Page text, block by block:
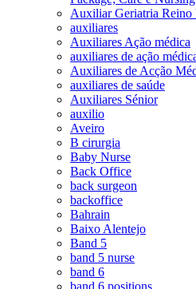
Auxiliar Geriatria Reino
auxiliares
Auxiliares Ação médica
auxiliares de ação
Auxiliares de Acção
auxiliares de saúde
Auxiliares Sénior
auxilio
Aveiro
B cirurgia
Baby Nurse
Back Office
back surgeon
backoffice
Bahrain
Baixo Alentejo
Band 5
band 5 nurse
band 6
band 6 positions